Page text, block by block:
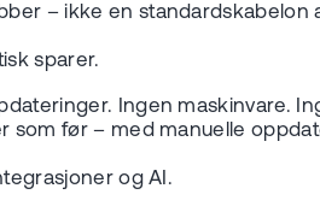
– ikke en standardskabelon
sparer.
Ingen maskinvare.
som før – med manuelle
og AI.